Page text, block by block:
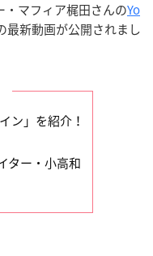
・マフィア梶田さんのYo
最新動画が公開されまし
ン」を紹介！
ター・小高和